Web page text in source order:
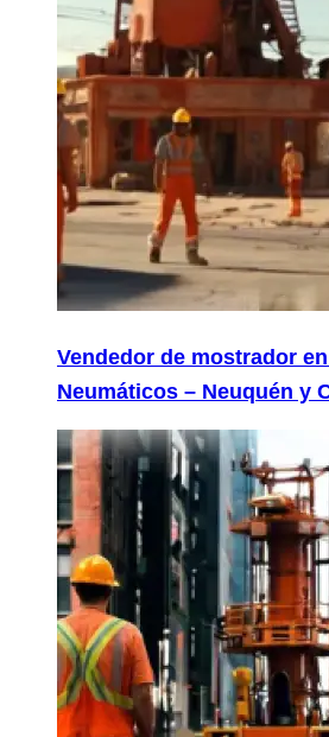
Vendedor de mostrador
Neumáticos – Neuquén y